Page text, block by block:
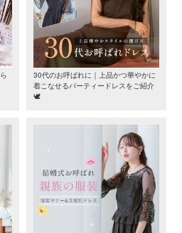
30代のお呼ばれに｜上品かつ華やかに
着こなせるパーティードレスをご紹介
🕊️